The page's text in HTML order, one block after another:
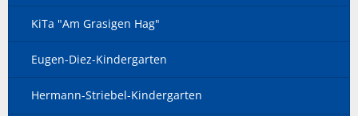
KiTa "Am Grasigen Hag"
Eugen-Diez-Kindergarten
Hermann-Striebel-Kindergarten